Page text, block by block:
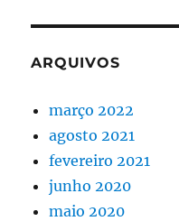
ARQUIVOS
março 2022
agosto 2021
fevereiro 2021
junho 2020
maio 2020